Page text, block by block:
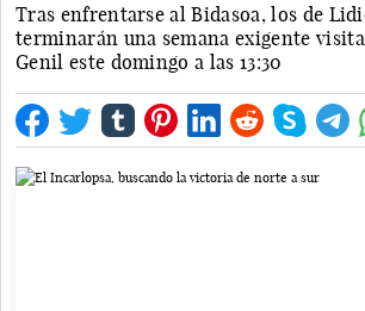
Tras enfrentarse al Bidasoa, los de
terminarán una semana exigente
Genil este domingo a las 13:30